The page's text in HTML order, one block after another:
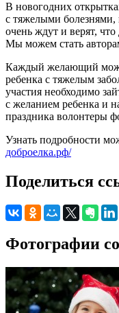
В новогодних
с тяжелыми
очень ждут и верят,
Мы можем стать
Каждый желающий
ребенка с тяжелым
участия необходимо
с желанием ребенка и
праздника волонтеры
Узнать подробности
доброелка.рф/
Поделиться
Фотографии